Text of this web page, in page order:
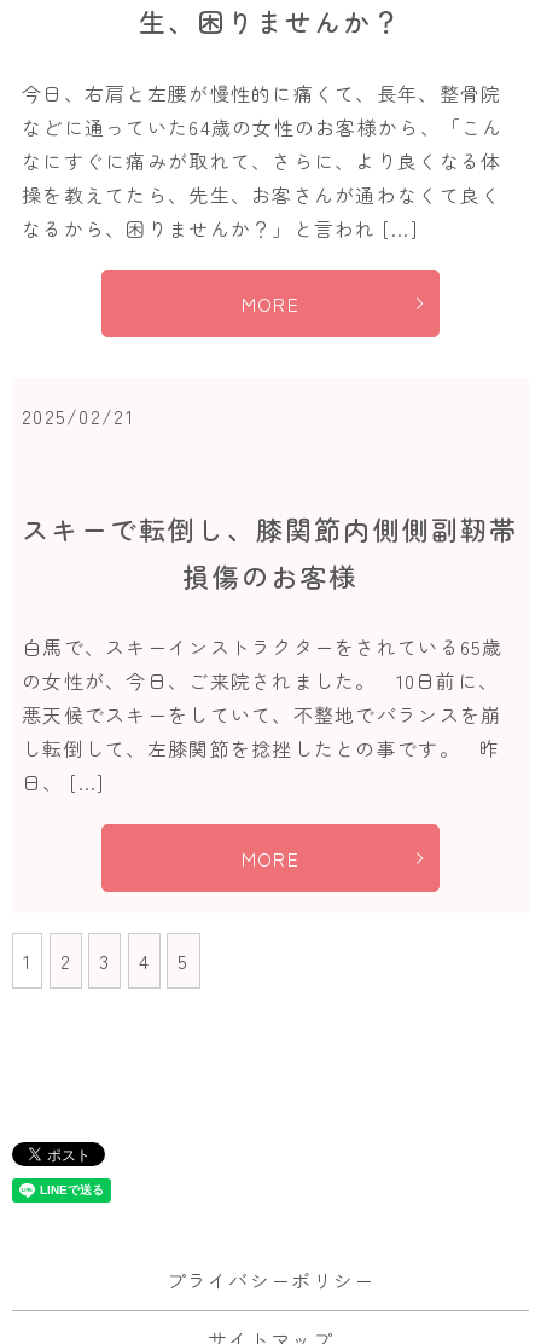
生、困りませんか？
今日、右肩と左腰が慢性的に痛くて、長年、整骨院
などに通っていた64歳の女性のお客様から、「こん
なにすぐに痛みが取れて、さらに、より良くなる体
操を教えてたら、先生、お客さんが通わなくて良く
なるから、困りませんか？」と言われ […]
MORE
2025/02/21
スキーで転倒し、膝関節内側側副靭帯
損傷のお客様
白馬で、スキーインストラクターをされている65歳
の女性が、今日、ご来院されました。 10日前に、
悪天候でスキーをしていて、不整地でバランスを崩
し転倒して、左膝関節を捻挫したとの事です。 昨
日、 […]
MORE
1 2 3 4 5
プライバシーポリシー